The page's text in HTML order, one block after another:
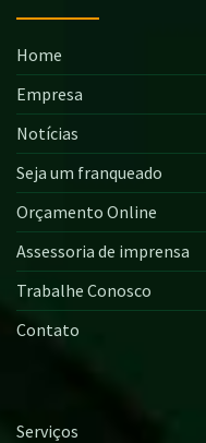
Home
Empresa
Notícias
Seja um franqueado
Orçamento Online
Assessoria de imprensa
Trabalhe Conosco
Contato
Serviços